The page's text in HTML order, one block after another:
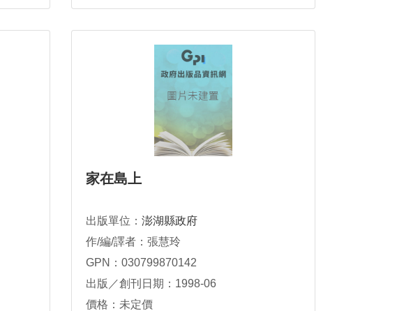
家在島上
出版單位： 澎湖縣政府
作/編/譯者：張慧玲
GPN：030799870142
出版／創刊日期：1998-06
價格：未定價